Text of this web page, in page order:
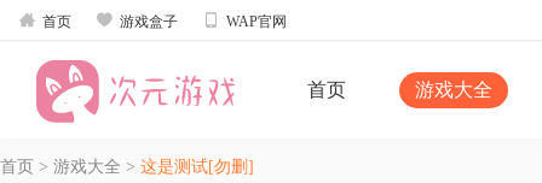
 首页  游戏盒子  WAP官网
首页 游戏大全
首页 > 游戏大全 > 这是测试[勿删]